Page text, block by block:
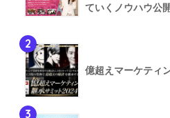
ていくノウハウ公
2
億超えマーケティ
3